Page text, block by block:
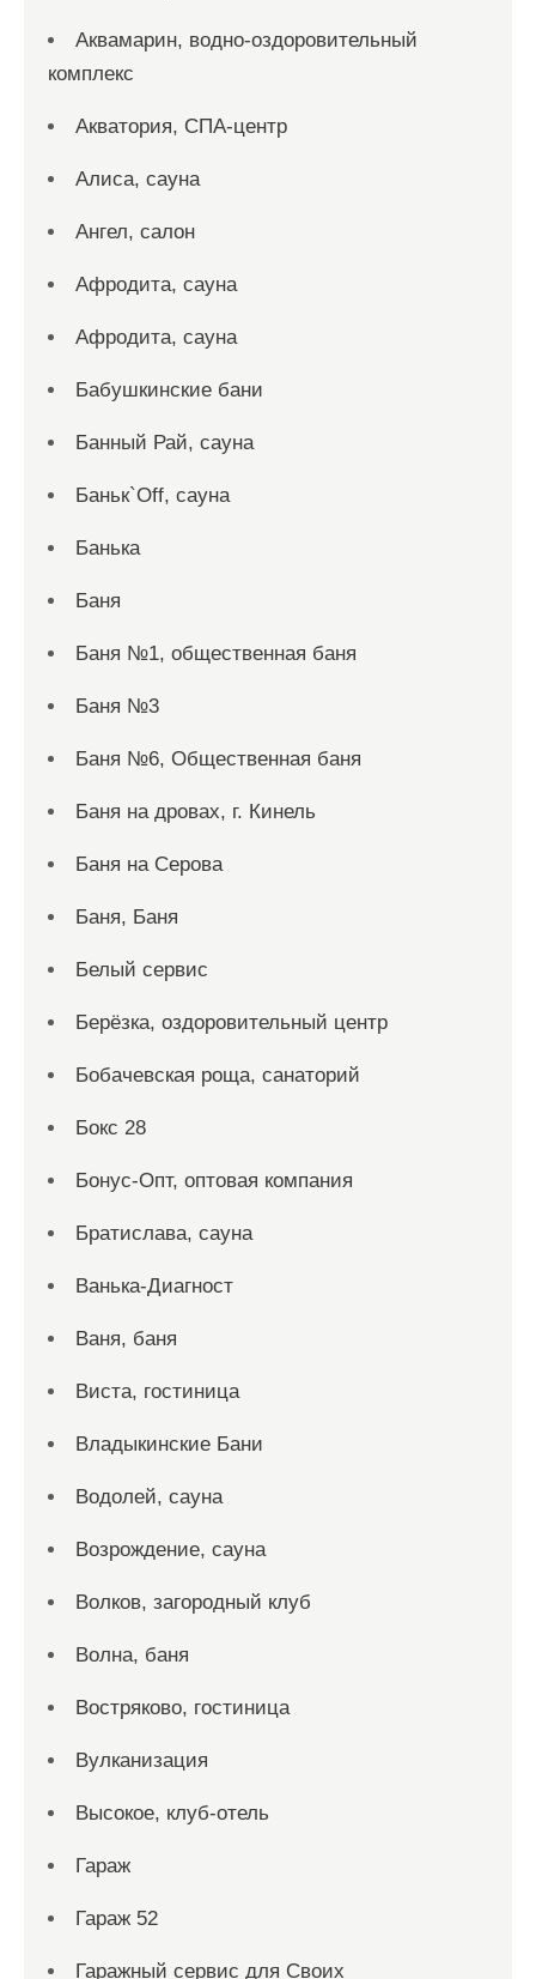
Аквамарин, водно-оздоровительный
комплекс
Акватория, СПА-центр
Алиса, сауна
Ангел, салон
Афродита, сауна
Афродита, сауна
Бабушкинские бани
Банный Рай, сауна
Баньк`Off, сауна
Банька
Баня
Баня №1, общественная баня
Баня №3
Баня №6, Общественная баня
Баня на дровах, г. Кинель
Баня на Серова
Баня, Баня
Белый сервис
Берёзка, оздоровительный центр
Бобачевская роща, санаторий
Бокс 28
Бонус-Опт, оптовая компания
Братислава, сауна
Ванька-Диагност
Ваня, баня
Виста, гостиница
Владыкинские Бани
Водолей, сауна
Возрождение, сауна
Волков, загородный клуб
Волна, баня
Востряково, гостиница
Вулканизация
Высокое, клуб-отель
Гараж
Гараж 52
Гаражный сервис для Своих